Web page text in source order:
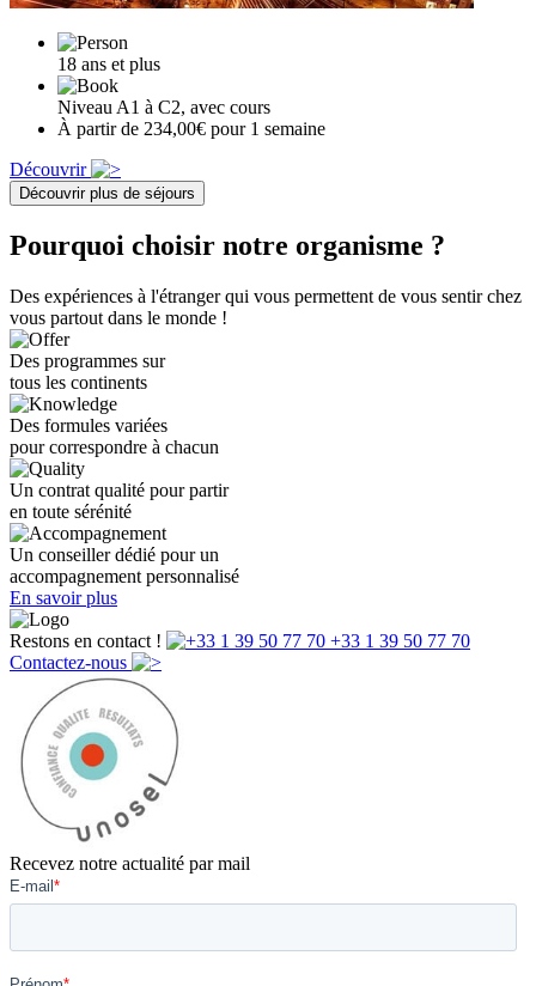
18 ans et plus
Niveau A1 à C2, avec cours
À partir de 234,00€ pour 1 semaine
Découvrir
Découvrir plus de séjours
Pourquoi choisir notre organisme ?
Des expériences à l'étranger qui vous permettent de vous sentir chez
vous partout dans le monde !
Des programmes sur
tous les continents
Des formules variées
pour correspondre à chacun
Un contrat qualité pour partir
en toute sérénité
Un conseiller dédié pour un
accompagnement personnalisé
En savoir plus
Restons en contact !
+33 1 39 50 77 70
Contactez-nous
Recevez notre actualité par mail